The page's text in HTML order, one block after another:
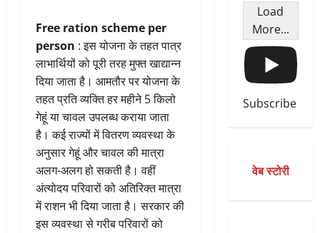
Free ration scheme per
person : इस योजना के तहत पात्र
लाभार्थियों को पूरी तरह मुफ्त खाद्यान्न
दिया जाता है। आमतौर पर योजना के
तहत प्रति व्यक्ति हर महीने 5 किलो
गेहूं या चावल उपलब्ध कराया जाता
है। कई राज्यों में वितरण व्यवस्था के
अनुसार गेहूं और चावल की मात्रा
अलग-अलग हो सकती है। वहीं
अंत्योदय परिवारों को अतिरिक्त मात्रा
में राशन भी दिया जाता है। सरकार की
इस व्यवस्था से गरीब परिवारों को
Load
More...
Subscribe
वेब स्टोरी